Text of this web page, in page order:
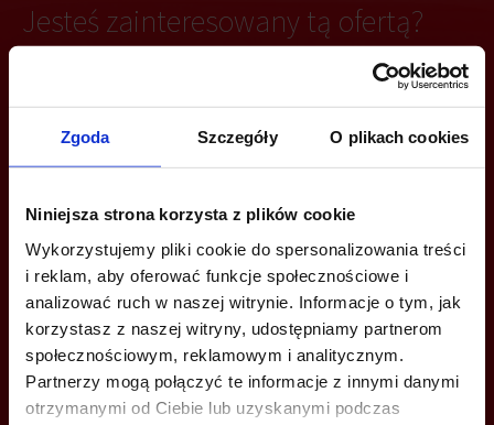
Zgoda Szczegóły O plikach cookies
Niniejsza strona korzysta z plików cookie
Wykorzystujemy pliki cookie do spersonalizowania treści
i reklam, aby oferować funkcje społecznościowe i
analizować ruch w naszej witrynie. Informacje o tym, jak
korzystasz z naszej witryny, udostępniamy partnerom
społecznościowym, reklamowym i analitycznym.
Partnerzy mogą połączyć te informacje z innymi danymi
otrzymanymi od Ciebie lub uzyskanymi podczas
Jesteś zainteresowany tą ofertą?
info@bazabiur.pl
MOŻESZ TEŻ ZOSTAWIĆ SWÓJ NUMER, A MY SKONTAKTUJEMY SIĘ
Z TOBĄ